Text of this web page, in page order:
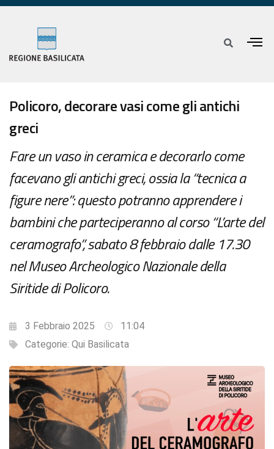
Policoro, decorare vasi come gli antichi
greci
Fare un vaso in ceramica e decorarlo come
facevano gli antichi greci, ossia la “tecnica a
figure nere”: questo potranno apprendere i
bambini che parteciperanno al corso “L’arte del
ceramografo”, sabato 8 febbraio dalle 17.30
nel Museo Archeologico Nazionale della
Siritide di Policoro.
3 Febbraio 2025
11:04
Categorie: Qui Basilicata